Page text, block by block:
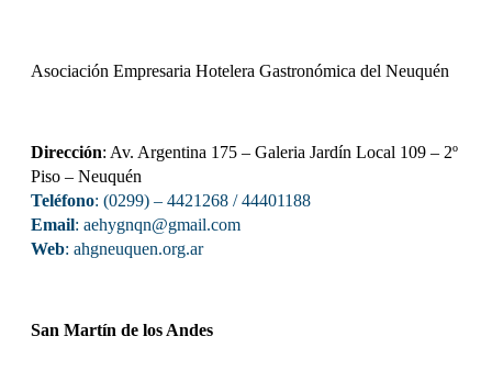
Asociación Empresaria Hotelera Gastronómica del Neuquén
Dirección: Av. Argentina 175 – Galeria Jardín Local 109 – 2º
Piso – Neuquén
Teléfono: (0299) – 4421268 / 44401188
Email: aehygnqn@gmail.com
Web: ahgneuquen.org.ar
San Martín de los Andes